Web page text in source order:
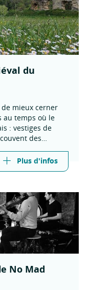
du
mieux cerner
au temps où le
: vestiges de
des
Plus d'infos
No Mad